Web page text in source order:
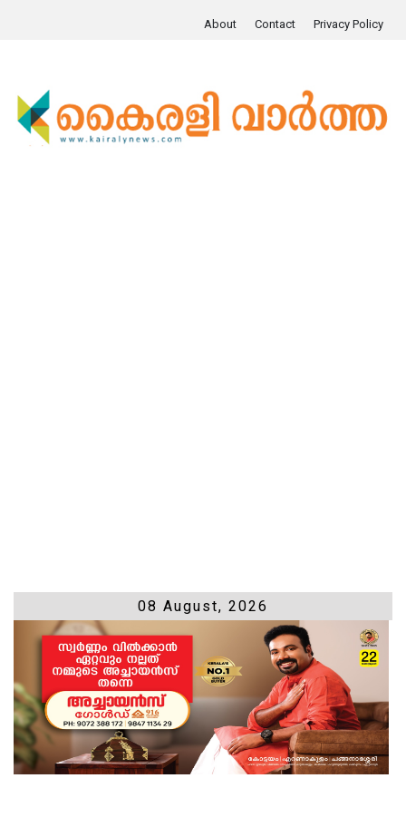
About Contact Privacy Policy
08 August, 2026